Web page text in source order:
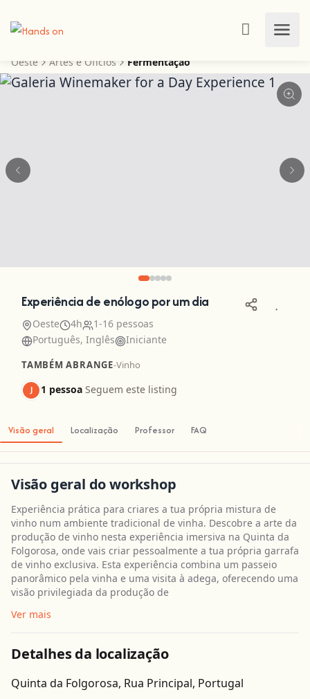
Oeste Artes e Ofícios Fermentação
Experiência de enólogo por um dia
Oeste 4h
1-16 pessoas
Português, Inglês
Iniciante
TAMBÉM ABRANGE-Vinho
J 1 pessoa Seguem este listing
Visão geral Localização Professor FAQ
Visão geral do workshop
Experiência prática para criares a tua própria mistura de
vinho num ambiente tradicional de vinha. Descobre a arte da
produção de vinho nesta experiência imersiva na Quinta da
Folgorosa, onde vais criar pessoalmente a tua própria garrafa
de vinho exclusiva. Esta experiência combina um passeio
panorâmico pela vinha e uma visita à adega, oferecendo uma
visão privilegiada da produção de
Ver mais
Detalhes da localização
Quinta da Folgorosa, Rua Principal, Portugal
Leaflet| ©OpenStreetMapcontributors
Obter direcções